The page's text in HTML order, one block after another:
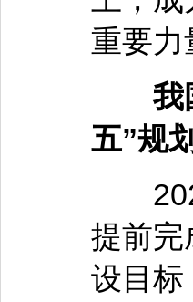
重要力
我国
五”规
2025
提前完
设目标